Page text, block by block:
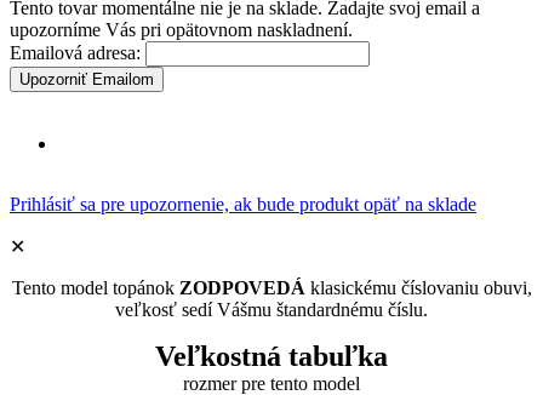
Tento tovar momentálne nie je na sklade. Zadajte svoj email a
upozorníme Vás pri opätovnom naskladnení.
Emailová adresa:
Upozorniť Emailom
Prihlásiť sa pre upozornenie, ak bude produkt opäť na sklade
✕
Tento model topánok ZODPOVEDÁ klasickému číslovaniu obuvi,
veľkosť sedí Vášmu štandardnému číslu.
Veľkostná tabuľka
rozmer pre tento model